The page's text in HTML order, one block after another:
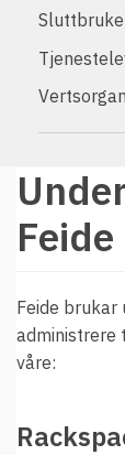
Veikart
Prosjekt
Se
Underlag
Feide brukar
administrere
våre: